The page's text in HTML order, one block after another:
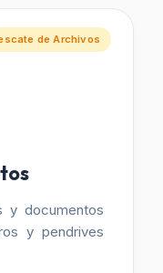
de Archivos
y documentos
y pendrives